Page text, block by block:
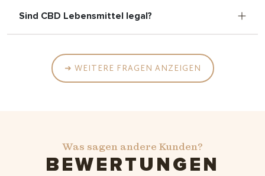
Sind CBD Lebensmittel legal?
➜ WEITERE FRAGEN ANZEIGEN
Was sagen andere Kunden?
BEWERTUNGEN